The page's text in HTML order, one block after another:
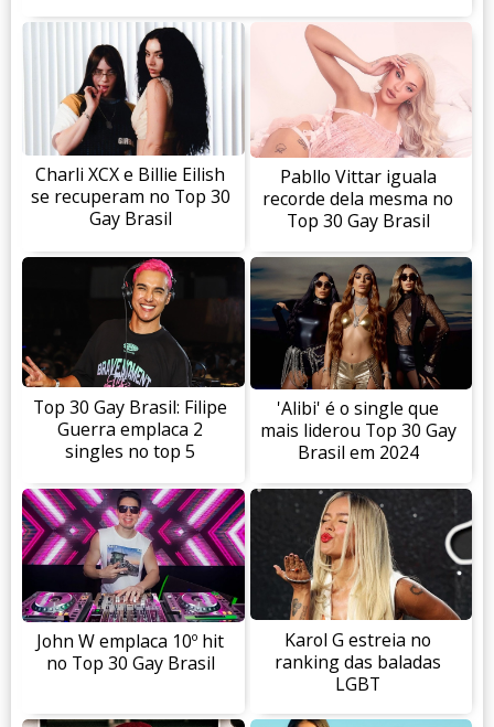
Charli XCX e Billie Eilish
se recuperam no Top 30
Gay Brasil
Pabllo Vittar iguala
recorde dela mesma no
Top 30 Gay Brasil
Top 30 Gay Brasil: Filipe
Guerra emplaca 2
singles no top 5
'Alibi' é o single que
mais liderou Top 30 Gay
Brasil em 2024
John W emplaca 10º hit
no Top 30 Gay Brasil
Karol G estreia no
ranking das baladas
LGBT